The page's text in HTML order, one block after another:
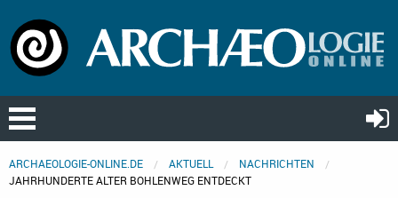
ARCHAEOLOGIE-ONLINE.DE AKTUELL
NACHRICHTEN
JAHRHUNDERTE ALTER BOHLENWEG ENTDECKT